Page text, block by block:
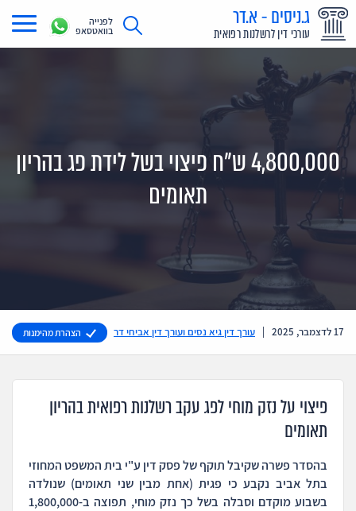
ג.ניסים - א.דר
עורכי דין לרשלנות רפואית
תחומי עיסוק
מדריך רשלנות רפואית
תביעות בתקשורת
לפנייה
בוואטסאפ
4,800,000 ש"ח פיצוי בשל לידת פג בהריון
תאומים
17 לדצמבר, 2025 עורך דין גיא נסים ועורך דין אביחי דר הצהרת מהימנות
פיצוי על נזק מוחי לפג עקב רשלנות רפואית בהריון
תאומים
בהסדר פשרה שקיבל תוקף של פסק דין ע"י בית המשפט המחוזי
בתל אביב נקבע כי פגית (אחת מבין שני תאומים) שנולדה
בשבוע מוקדם וסבלה בשל כך נזק מוחי, תפוצה ב-1,800,000